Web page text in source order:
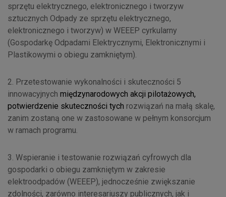
sprzętu elektrycznego, elektronicznego i tworzyw
sztucznych Odpady ze sprzętu elektrycznego,
elektronicznego i tworzyw) w WEEEP cyrkularny
(Gospodarkę Odpadami Elektrycznymi, Elektronicznymi i
Plastikowymi o obiegu zamkniętym).
2. Przetestowanie wykonalności i skuteczności 5
innowacyjnych międzynarodowych akcji pilotażowych,
potwierdzenie skuteczności tych rozwiązań na małą skalę,
zanim zostaną one w zastosowane w pełnym konsorcjum
w ramach programu.
3. Wspieranie i testowanie rozwiązań cyfrowych dla
gospodarki o obiegu zamkniętym w zakresie
elektroodpadów (WEEEP), jednocześnie zwiększanie
zdolności, zarówno interesariuszy publicznych, jak i